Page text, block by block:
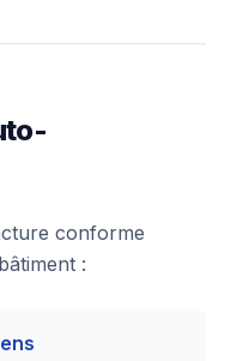
conforme
: